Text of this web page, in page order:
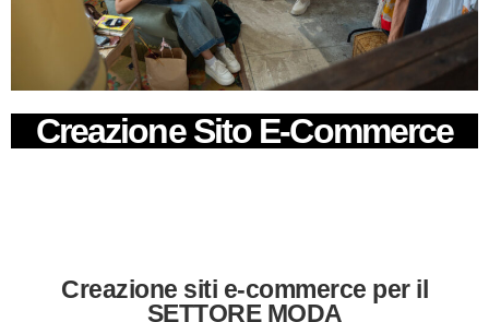
Creazione Sito E-Commerce
Creazione siti e-commerce per il
SETTORE MODA